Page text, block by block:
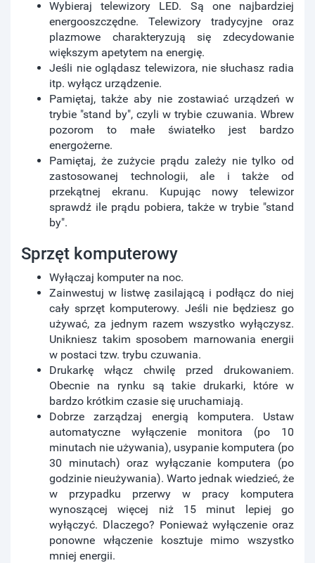
Wybieraj telewizory LED. Są one najbardziej
energooszczędne. Telewizory tradycyjne oraz
plazmowe charakteryzują się zdecydowanie
większym apetytem na energię.
Jeśli nie oglądasz telewizora, nie słuchasz radia
itp. wyłącz urządzenie.
Pamiętaj, także aby nie zostawiać urządzeń w
trybie "stand by", czyli w trybie czuwania. Wbrew
pozorom to małe światełko jest bardzo
energożerne.
Pamiętaj, że zużycie prądu zależy nie tylko od
zastosowanej technologii, ale i także od
przekątnej ekranu. Kupując nowy telewizor
sprawdź ile prądu pobiera, także w trybie "stand
by".
Sprzęt komputerowy
Wyłączaj komputer na noc.
Zainwestuj w listwę zasilającą i podłącz do niej
cały sprzęt komputerowy. Jeśli nie będziesz go
używać, za jednym razem wszystko wyłączysz.
Unikniesz takim sposobem marnowania energii
w postaci tzw. trybu czuwania.
Drukarkę włącz chwilę przed drukowaniem.
Obecnie na rynku są takie drukarki, które w
bardzo krótkim czasie się uruchamiają.
Dobrze zarządzaj energią komputera. Ustaw
automatyczne wyłączenie monitora (po 10
minutach nie używania), usypanie komputera (po
30 minutach) oraz wyłączanie komputera (po
godzinie nieużywania). Warto jednak wiedzieć, że
w przypadku przerwy w pracy komputera
wynoszącej więcej niż 15 minut lepiej go
wyłączyć. Dlaczego? Ponieważ wyłączenie oraz
ponowne włączenie kosztuje mimo wszystko
mniej energii.